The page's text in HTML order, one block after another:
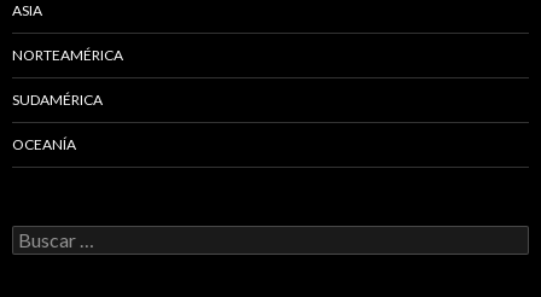
ASIA
NORTEAMÉRICA
SUDAMÉRICA
OCEANÍA
Buscar: